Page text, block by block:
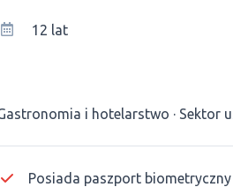
12 lat
i hotelarstwo Sektor
Posiada paszport biometryczny